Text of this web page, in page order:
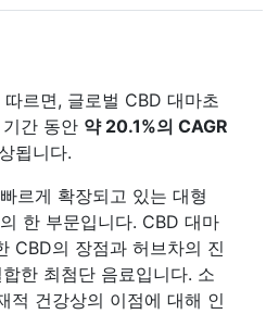
르면, 글로벌 CBD 대마초
간 동안 약 20.1%의 CAGR
됩니다.
르게 확장되고 있는 대형
한 부문입니다. CBD 대마
CBD의 장점과 허브차의 진
한 최첨단 음료입니다. 소
적 건강상의 이점에 대해 인